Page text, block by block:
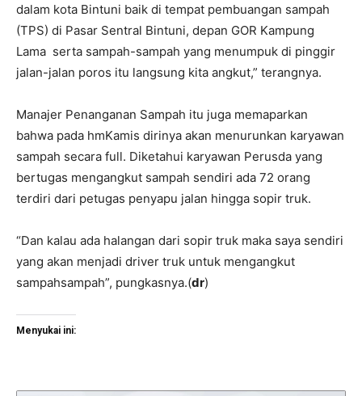
dalam kota Bintuni baik di tempat pembuangan sampah
(TPS) di Pasar Sentral Bintuni, depan GOR Kampung
Lama serta sampah-sampah yang menumpuk di pinggir
jalan-jalan poros itu langsung kita angkut,” terangnya.
Manajer Penanganan Sampah itu juga memaparkan
bahwa pada hmKamis dirinya akan menurunkan karyawan
sampah secara full. Diketahui karyawan Perusda yang
bertugas mengangkut sampah sendiri ada 72 orang
terdiri dari petugas penyapu jalan hingga sopir truk.
“Dan kalau ada halangan dari sopir truk maka saya sendiri
yang akan menjadi driver truk untuk mengangkut
sampahsampah”, pungkasnya.(dr)
Menyukai ini: